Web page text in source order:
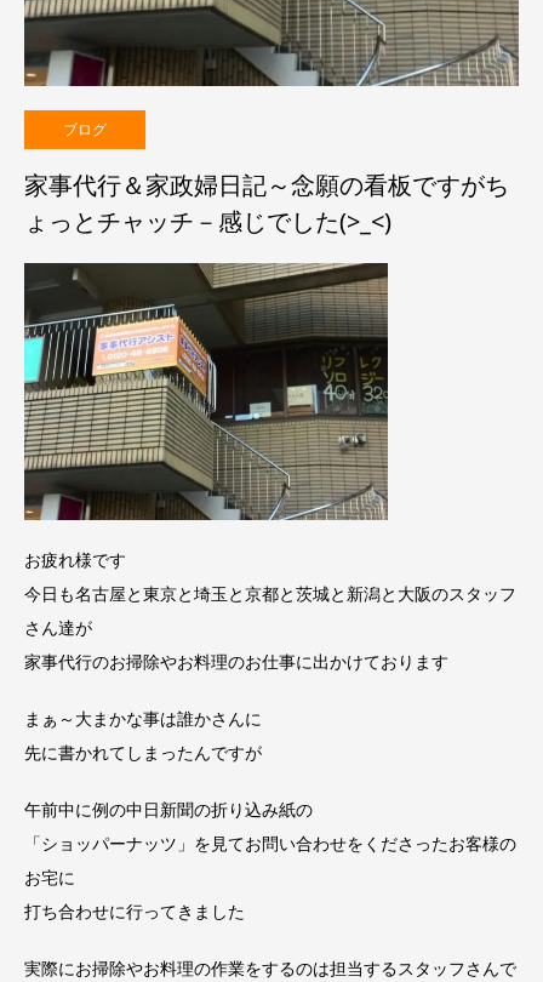
ブログ
家事代行＆家政婦日記～念願の看板ですがち
ょっとチャッチ－感じでした(>_<)
お疲れ様です
今日も名古屋と東京と埼玉と京都と茨城と新潟と大阪のスタッフ
さん達が
家事代行のお掃除やお料理のお仕事に出かけております
まぁ～ 大まかな事は誰かさんに
先に書かれてしまったんですが
午前中に例の中日新聞の折り込み紙の
「ショッパーナッツ」を見てお問い合わせをくださったお客様の
お宅に
打ち合わせに行ってきました
実際にお掃除やお料理の作業をするのは担当するスタッフさんで